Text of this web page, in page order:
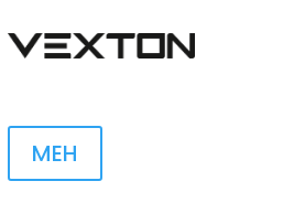
MEH
Szüreti bolondozások